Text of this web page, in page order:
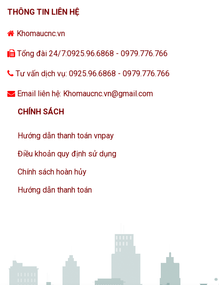
THÔNG TIN LIÊN HỆ
Khomaucnc.vn
Tổng đài 24/7:0925.96.6868 - 0979.776.766
Tư vấn dịch vụ: 0925.96.6868 - 0979.776.766
Email liên hệ: Khomaucnc.vn@gmail.com
CHÍNH SÁCH
Hướng dẫn thanh toán vnpay
Điều khoản quy định sử dụng
Chính sách hoàn hủy
Hướng dẫn thanh toán